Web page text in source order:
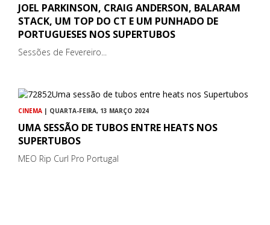
JOEL PARKINSON, CRAIG ANDERSON, BALARAM
STACK, UM TOP DO CT E UM PUNHADO DE
PORTUGUESES NOS SUPERTUBOS
Sessões de Fevereiro...
CINEMA | QUARTA-FEIRA, 13 MARÇO 2024
UMA SESSÃO DE TUBOS ENTRE HEATS NOS
SUPERTUBOS
MEO Rip Curl Pro Portugal